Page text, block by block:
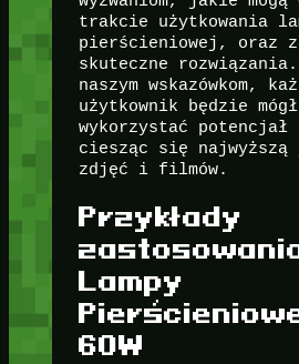
trakcie użytkowania
pierścieniowej, oraz
skuteczne
naszym wskazówkom,
użytkownik będzie
wykorzystać potencjał
ciesząc się najwyższą
zdjęć i filmów.
Przykłady
Lampy
60W